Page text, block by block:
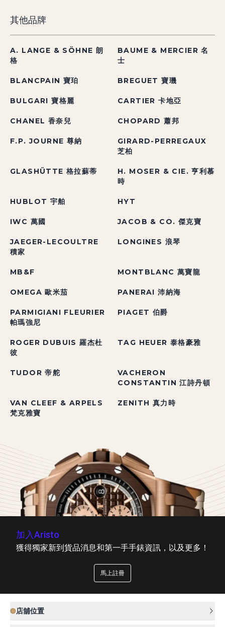
其他品牌
A. LANGE & SÖHNE 朗
格
BAUME & MERCIER 名
士
BLANCPAIN 寶珀 BREGUET 寶璣
BULGARI 寶格麗 CARTIER 卡地亞
CHANEL 香奈兒 CHOPARD 蕭邦
F.P. JOURNE 尊納
GIRARD-PERREGAUX
芝柏
GLASHÜTTE 格拉蘇蒂
H. MOSER & CIE. 亨利慕
時
HUBLOT 宇舶 HYT
IWC 萬國 JACOB & CO. 傑克寶
JAEGER-LECOULTRE
積家
LONGINES 浪琴
MB&F MONTBLANC 萬寶龍
OMEGA 歐米茄 PANERAI 沛納海
PARMIGIANI FLEURIER
帕瑪強尼
PIAGET 伯爵
ROGER DUBUIS 羅杰杜
彼
TAG HEUER 泰格豪雅
TUDOR 帝舵
VACHERON
CONSTANTIN 江詩丹頓
VAN CLEEF & ARPELS
梵克雅寶
ZENITH 真力時
加入Aristo
獲得獨家新到貨品消息和第一手手錶資訊，以及更多！
馬上註冊
店舖位置